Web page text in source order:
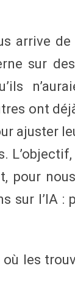
arrive de
sur
ont
ajuster
pour
sur l’IA :
les